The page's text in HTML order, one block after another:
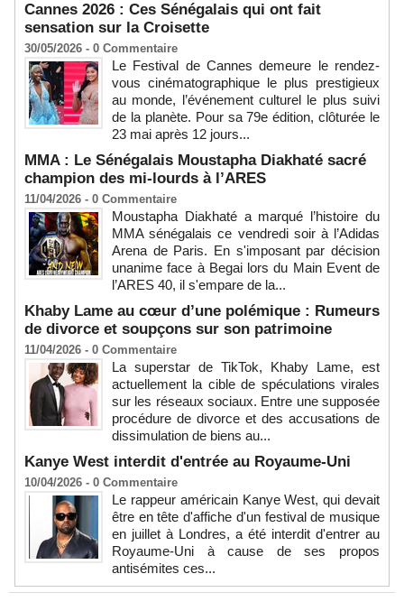
Cannes 2026 : Ces Sénégalais qui ont fait
sensation sur la Croisette
30/05/2026 - 0 Commentaire
Le Festival de Cannes demeure le rendez-
vous cinématographique le plus prestigieux
au monde, l’événement culturel le plus suivi
de la planète. Pour sa 79e édition, clôturée le
23 mai après 12 jours...
MMA : Le Sénégalais Moustapha Diakhaté sacré
champion des mi-lourds à l’ARES
11/04/2026 - 0 Commentaire
Moustapha Diakhaté a marqué l’histoire du
MMA sénégalais ce vendredi soir à l’Adidas
Arena de Paris. En s'imposant par décision
unanime face à Begai lors du Main Event de
l’ARES 40, il s'empare de la...
Khaby Lame au cœur d’une polémique : Rumeurs
de divorce et soupçons sur son patrimoine
11/04/2026 - 0 Commentaire
La superstar de TikTok, Khaby Lame, est
actuellement la cible de spéculations virales
sur les réseaux sociaux. Entre une supposée
procédure de divorce et des accusations de
dissimulation de biens au...
Kanye West interdit d'entrée au Royaume-Uni
10/04/2026 - 0 Commentaire
Le rappeur américain Kanye West, qui devait
être en tête d'affiche d'un festival de musique
en juillet à Londres, a été interdit d'entrer au
Royaume-Uni à cause de ses propos
antisémites ces...